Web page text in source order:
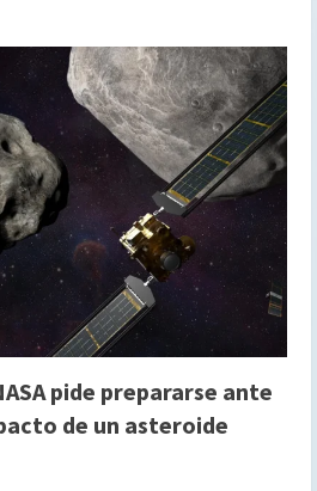
pide prepararse ante
de un asteroide